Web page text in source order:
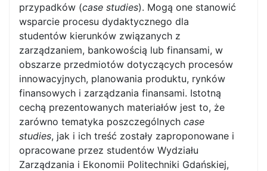
przypadków (case studies). Mogą one stanowić
wsparcie procesu dydaktycznego dla
studentów kierunków związanych z
zarządzaniem, bankowością lub finansami, w
obszarze przedmiotów dotyczących procesów
innowacyjnych, planowania produktu, rynków
finansowych i zarządzania finansami. Istotną
cechą prezentowanych materiałów jest to, że
zarówno tematyka poszczególnych case
studies, jak i ich treść zostały zaproponowane i
opracowane przez studentów Wydziału
Zarządzania i Ekonomii Politechniki Gdańskiej,